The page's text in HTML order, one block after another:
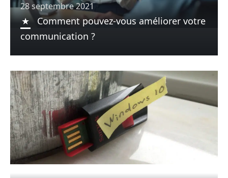
28 septembre 2021
Comment pouvez-vous améliorer votre
communication ?